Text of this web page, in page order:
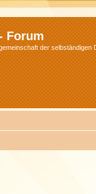
Forum
der selbständigen